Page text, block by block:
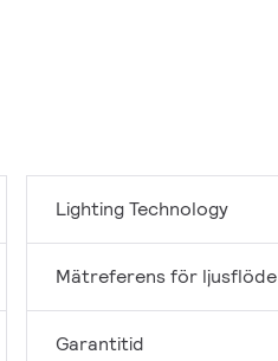
Lighting Technology
Mätreferens för ljusflöde
Garantitid